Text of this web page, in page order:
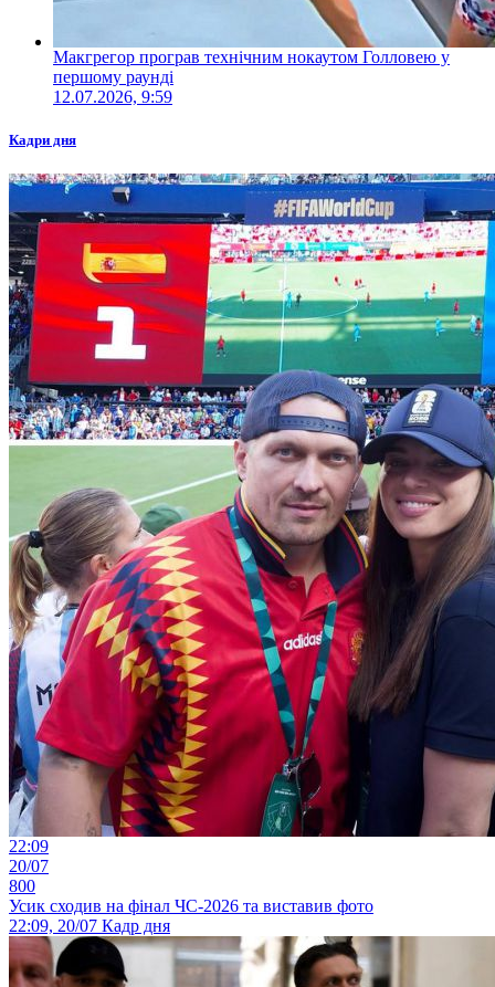
Макгрегор програв технічним нокаутом Голловею у
першому раунді
12.07.2026, 9:59
Кадри дня
22:09
20/07
800
Усик сходив на фінал ЧС-2026 та виставив фото
22:09, 20/07 Кадр дня